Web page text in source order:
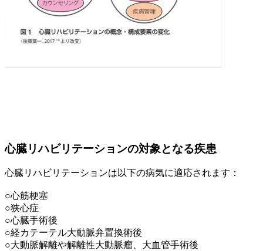
心臓リハビリテーションの対象となる疾患
心臓リハビリテーションは以下の病気に適応されます：
○心筋梗塞
○狭心症
○心臓手術後
○経カテーテル大動脈弁置換術後
○大動脈解離や解離性大動脈瘤、大血管手術後